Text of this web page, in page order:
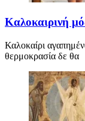
Καλοκαιρινή
Καλοκαίρι
θερμοκρασία δε θα